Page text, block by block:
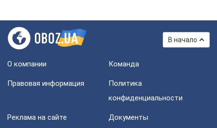
В начало
О компании Команда
Правовая информация
Политика
конфиденциальности
Реклама на сайте Документы